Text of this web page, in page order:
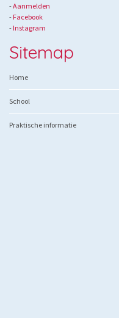
- ​Aanmelden
- Facebook
- Instagram
Sitemap
Home
School
Praktische informatie